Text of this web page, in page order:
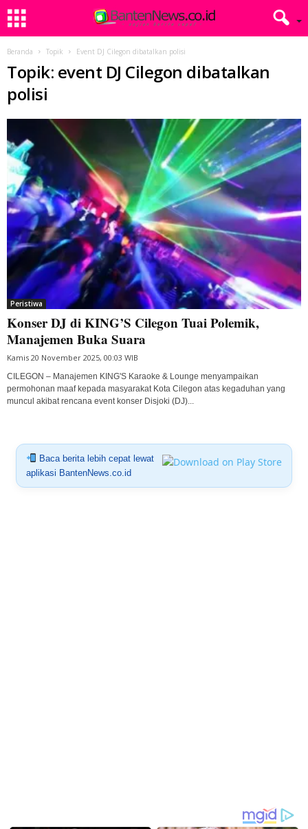
Beranda Topik Event DJ Cilegon dibatalkan polisi
Topik: event DJ Cilegon dibatalkan
polisi
Peristiwa
Konser DJ di KING’S Cilegon Tuai Polemik,
Manajemen Buka Suara
Kamis 20 November 2025, 00:03 WIB
CILEGON – Manajemen KING'S Karaoke & Lounge menyampaikan
permohonan maaf kepada masyarakat Kota Cilegon atas kegaduhan yang
muncul akibat rencana event konser Disjoki (DJ)...
Baca berita lebih cepat lewat
aplikasi BantenNews.co.id